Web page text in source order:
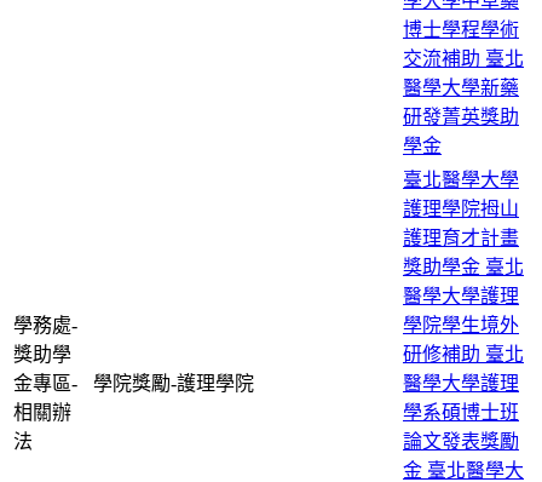
博士學程學術
交流補助 臺北
醫學大學新藥
研發菁英獎助
學金
學務處-
獎助學
金專區-
相關辦
法
學院獎勵-護理學院
臺北醫學大學
護理學院拇山
護理育才計畫
獎助學金 臺北
醫學大學護理
學院學生境外
研修補助 臺北
醫學大學護理
學系碩博士班
論文發表獎勵
金 臺北醫學大